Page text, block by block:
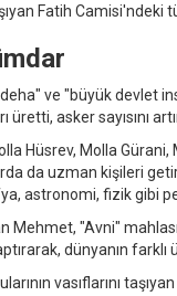
Fatih Camisi'ndeki
ve "büyük devlet
asker sayısını
Hüsrev, Molla
da uzman kişileri
astronomi, fizik gibi
Mehmet, "Avni"
dünyanın
vasıflarını